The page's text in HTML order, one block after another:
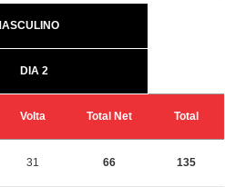
DIA 2
Volta Total Net Total
31 66 135